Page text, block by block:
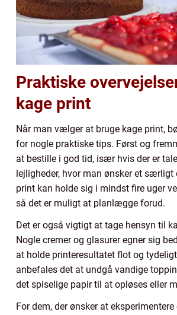
Praktiske
kage print
Når man vælger at bruge kage print,
for nogle praktiske tips. Først og
at bestille i god tid, især hvis der er
lejligheder, hvor man ønsker et særligt
print kan holde sig i mindst fire uger
så det er muligt at planlægge forud.
Det er også vigtigt at tage hensyn til
Nogle cremer og glasurer egner sig
at holde printeresultatet flot og
anbefales det at undgå vandige
det spiselige papir til at opløses eller
For dem, der ønsker at